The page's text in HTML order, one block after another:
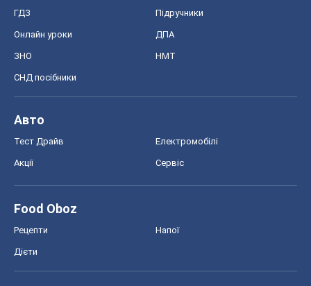
ГДЗ Підручники
Онлайн уроки ДПА
ЗНО НМТ
СНД посібники
Авто
Тест Драйв Електромобілі
Акції Сервіс
Food Oboz
Рецепти Напої
Дієти